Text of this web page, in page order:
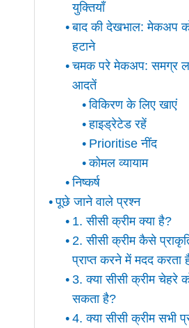
युक्तियाँ
बाद की देखभाल: मेकअप
हटाने
चमक परे मेकअप: समग्र
आदतें
विकिरण के लिए खाएं
हाइड्रेटेड रहें
Prioritise नींद
कोमल व्यायाम
निष्कर्ष
पूछे जाने वाले प्रश्न
1. सीसी क्रीम क्या है?
2. सीसी क्रीम कैसे
प्राप्त करने में मदद करता
3. क्या सीसी क्रीम चेहरे
सकता है?
4. क्या सीसी क्रीम सभी